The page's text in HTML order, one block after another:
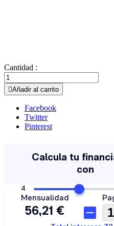
Cantidad :
Añadir al carrito
Facebook
Twitter
Pinterest